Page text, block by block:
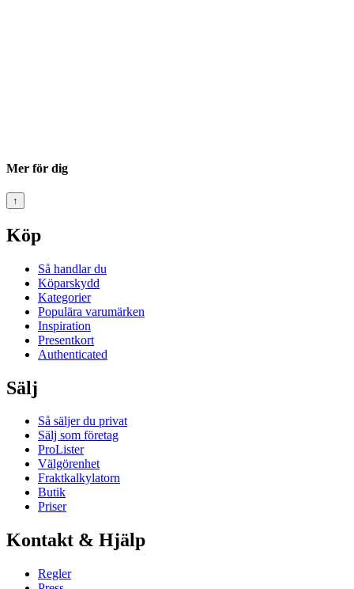
Mer för dig
↑
Köp
Så handlar du
Köparskydd
Kategorier
Populära varumärken
Inspiration
Presentkort
Authenticated
Sälj
Så säljer du privat
Sälj som företag
ProLister
Välgörenhet
Fraktkalkylatorn
Butik
Priser
Kontakt & Hjälp
Regler